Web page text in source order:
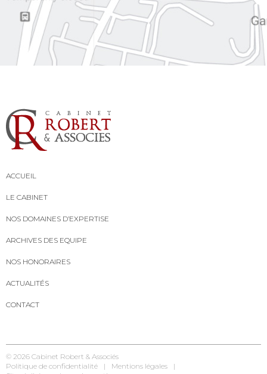
ACCUEIL
LE CABINET
NOS DOMAINES D’EXPERTISE
ARCHIVES DES EQUIPE
NOS HONORAIRES
ACTUALITÉS
CONTACT
© 2026 Cabinet Robert & Associés
Politique de confidentialité
Mentions légales